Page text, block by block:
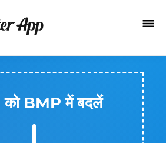
BMP में बदलें